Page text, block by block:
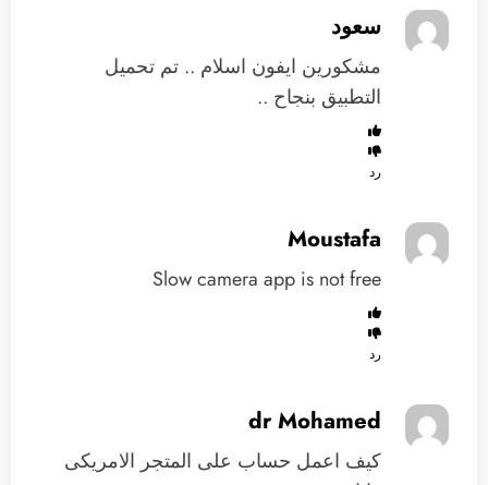
سعود
مشكورين ايفون اسلام .. تم تحميل
التطبيق بنجاح ..
رد
Moustafa
Slow camera app is not free
رد
dr Mohamed
كيف اعمل حساب على المتجر الامريكى